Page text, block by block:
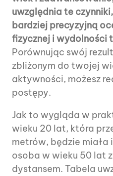
uwzględnia te
bardziej precyzyjną
fizycznej i wydolności
Porównując swój
zbliżonym do twojej
aktywności, możesz
postępy.
Jak to wygląda w
wieku 20 lat, która
metrów, będzie miała
osoba w wieku 50 lat
dystansem. Tabela